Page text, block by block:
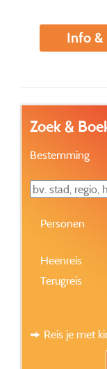
Info &
Zoek &
Bestemming
Personen
Heenreis
Terugreis
Reis je met